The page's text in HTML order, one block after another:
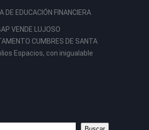
DE EDUCACIÓN FINANCIERA
VENDE LUJOSO
CUMBRES DE SANTA
Espacios, con inigualable
Buscar